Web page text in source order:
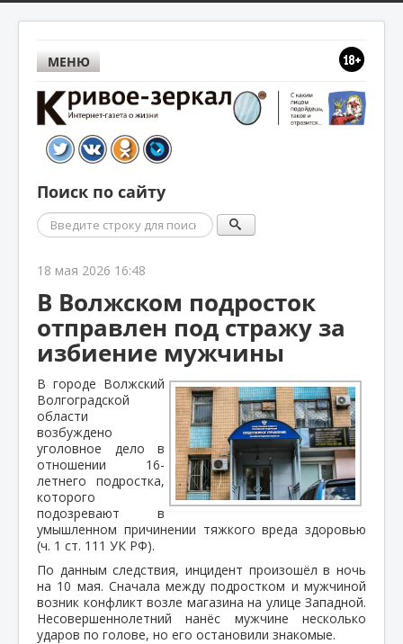
МЕНЮ
Поиск по сайту
Поиск
18 мая 2026 16:48
В Волжском подросток
отправлен под стражу за
избиение мужчины
В городе Волжский
Волгоградской
области
возбуждено
уголовное дело в
отношении 16-
летнего подростка,
которого
подозревают в
умышленном причинении тяжкого вреда здоровью
(ч. 1 ст. 111 УК РФ).
По данным следствия, инцидент произошёл в ночь
на 10 мая. Сначала между подростком и мужчиной
возник конфликт возле магазина на улице Западной.
Несовершеннолетний нанёс мужчине несколько
ударов по голове, но его остановили знакомые.